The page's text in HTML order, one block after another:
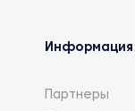
Информация
Партнеры